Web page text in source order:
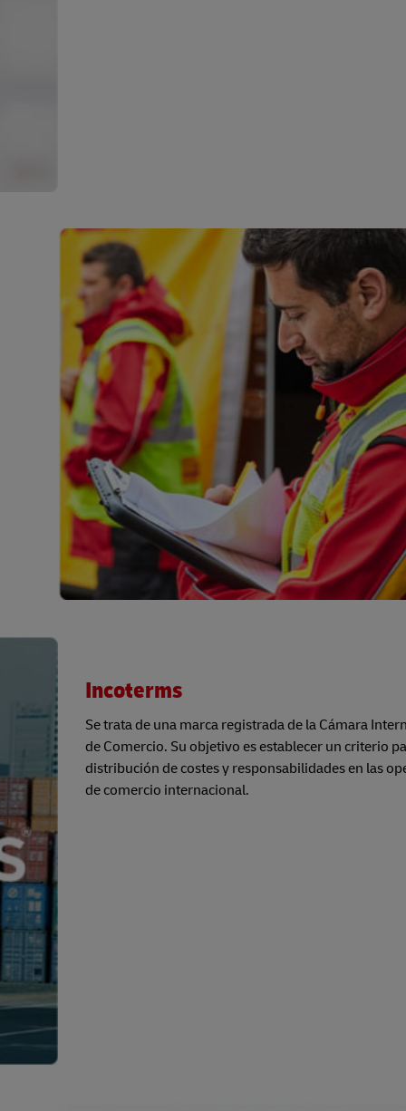
Incoterms
Se trata de una marca registrada de la Cámara
de Comercio. Su objetivo es establecer un criterio
distribución de costes y responsabilidades en las
de comercio internacional.